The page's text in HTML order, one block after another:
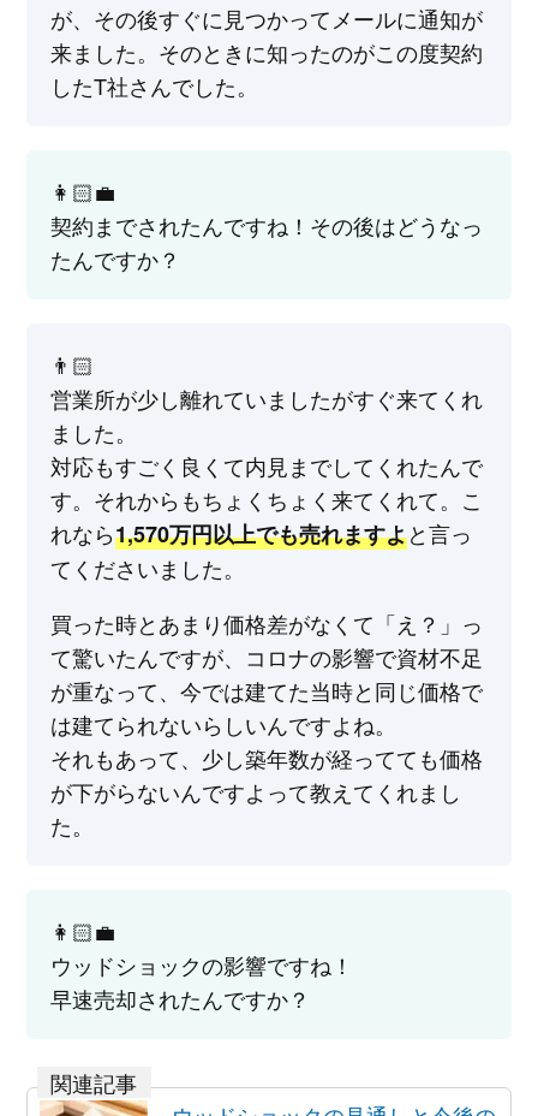
が、その後すぐに見つかってメールに通知が
来ました。そのときに知ったのがこの度契約
したT社さんでした。
👩🏻‍💼
契約までされたんですね！その後はどうなっ
たんですか？
👨🏻
営業所が少し離れていましたがすぐ来てくれ
ました。
対応もすごく良くて内見までしてくれたんで
す。それからもちょくちょく来てくれて。こ
れなら1,570万円以上でも売れますよと言っ
てくださいました。
買った時とあまり価格差がなくて「え？」っ
て驚いたんですが、コロナの影響で資材不足
が重なって、今では建てた当時と同じ価格で
は建てられないらしいんですよね。
それもあって、少し築年数が経ってても価格
が下がらないんですよって教えてくれまし
た。
👩🏻‍💼
ウッドショックの影響ですね！
早速売却されたんですか？